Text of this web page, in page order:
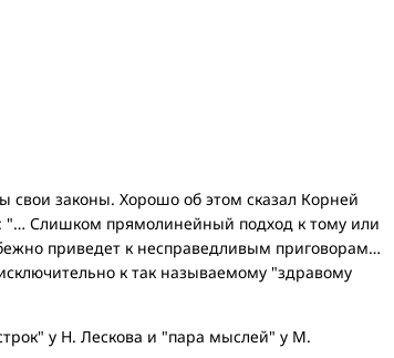
свои законы. Хорошо об этом сказал Корней
"… Слишком прямолинейный подход к тому или
приведет к несправедливым приговорам…
к так называемому "здравому
у Н. Лескова и "пара мыслей" у М.